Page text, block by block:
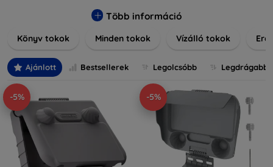
nálunk mindenki megtalálja a stílusához leginkább illő
különlegesebbé eszközeit a tökéletes tokkal!
Több információ
Könyv tokok Minden tokok Vízálló tokok
Ajánlott Bestsellerek Legolcsóbb Legdrágabb
-5% -5%